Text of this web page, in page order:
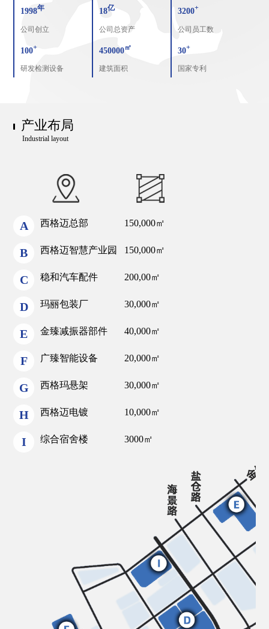
1998年
公司创立
18亿
公司总资产
3200+
公司员工数
100+
研发检测设备
450000㎡
建筑面积
30+
国家专利
产业布局
Industrial layout
A 西格迈总部 150,000㎡
B 西格迈智慧产业园 150,000㎡
C 稳和汽车配件 200,00㎡
D 玛丽包装厂 30,000㎡
E 金臻减振器部件 40,000㎡
F 广臻智能设备 20,000㎡
G 西格玛悬架 30,000㎡
H 西格迈电镀 10,000㎡
I 综合宿舍楼 3000㎡